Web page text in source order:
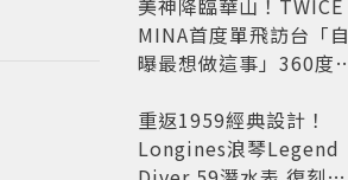
美神降臨華山！TWICE
MINA首度單飛訪台「自
曝最想做這事」360度0
開
重返1959經典設計！
Longines浪琴Legend